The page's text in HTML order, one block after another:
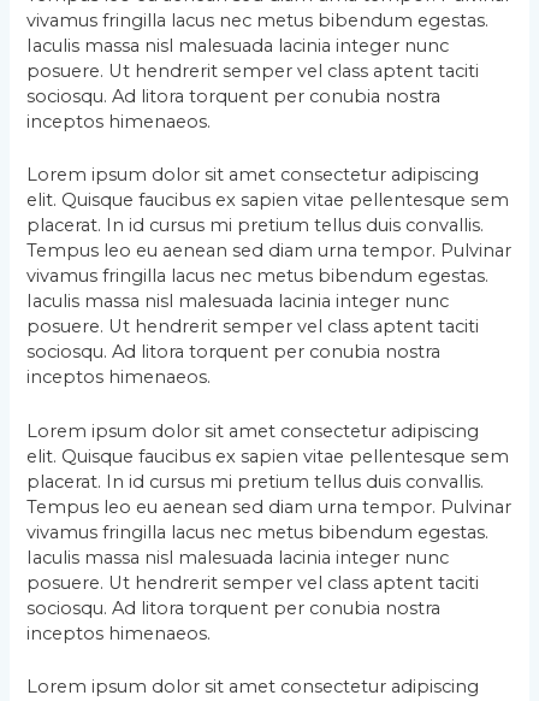
vivamus fringilla lacus nec metus bibendum egestas.
Iaculis massa nisl malesuada lacinia integer nunc
posuere. Ut hendrerit semper vel class aptent taciti
sociosqu. Ad litora torquent per conubia nostra
inceptos himenaeos.
Lorem ipsum dolor sit amet consectetur adipiscing
elit. Quisque faucibus ex sapien vitae pellentesque sem
placerat. In id cursus mi pretium tellus duis convallis.
Tempus leo eu aenean sed diam urna tempor. Pulvinar
vivamus fringilla lacus nec metus bibendum egestas.
Iaculis massa nisl malesuada lacinia integer nunc
posuere. Ut hendrerit semper vel class aptent taciti
sociosqu. Ad litora torquent per conubia nostra
inceptos himenaeos.
Lorem ipsum dolor sit amet consectetur adipiscing
elit. Quisque faucibus ex sapien vitae pellentesque sem
placerat. In id cursus mi pretium tellus duis convallis.
Tempus leo eu aenean sed diam urna tempor. Pulvinar
vivamus fringilla lacus nec metus bibendum egestas.
Iaculis massa nisl malesuada lacinia integer nunc
posuere. Ut hendrerit semper vel class aptent taciti
sociosqu. Ad litora torquent per conubia nostra
inceptos himenaeos.
Lorem ipsum dolor sit amet consectetur adipiscing